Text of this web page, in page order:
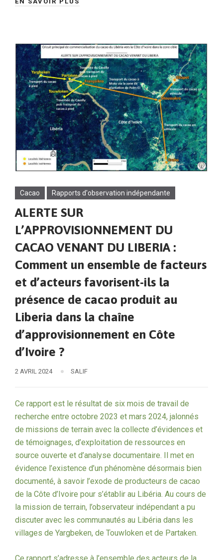
Cacao Rapports d'observation indépendante
ALERTE SUR
L’APPROVISIONNEMENT DU
CACAO VENANT DU LIBERIA :
Comment un ensemble de facteurs
et d’acteurs favorisent-ils la
présence de cacao produit au
Liberia dans la chaîne
d’approvisionnement en Côte
d’Ivoire ?
2 AVRIL 2024 SALIF
Ce rapport est le résultat de six mois de travail de
recherche entre octobre 2023 et mars 2024, jalonnés
de missions de terrain avec la collecte d’évidences et
de témoignages, d’exploitation de ressources en
source ouverte et d’analyse documentaire. Il met en
évidence l’existence d’un phénomène désormais bien
documenté, à savoir l’exode de producteurs de cacao
de la Côte d’Ivoire pour s’établir au Libéria. Au cours de
la mission de terrain, l’observateur indépendant a pu
discuter avec les communautés au Libéria dans les
villages de Yargbeken, de Touwloken et de Partaken.